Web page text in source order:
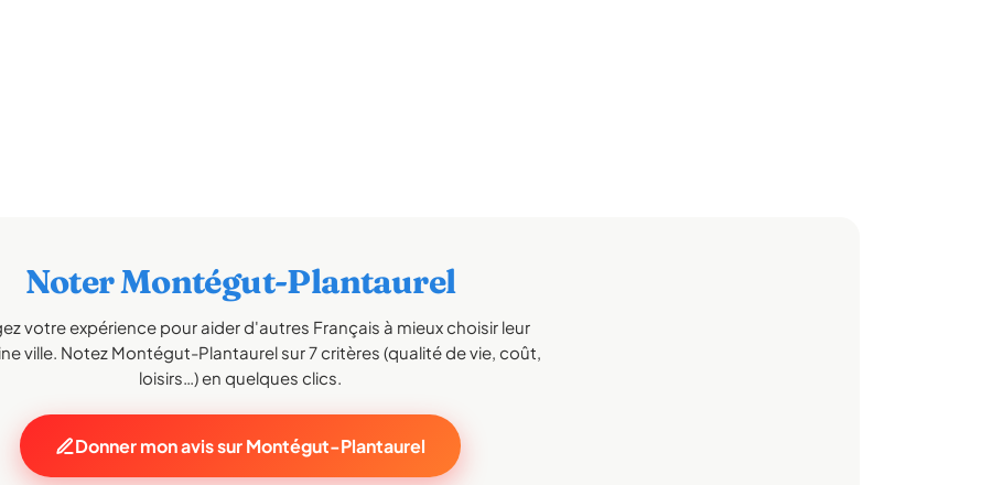
Noter Montégut-Plantaurel
votre expérience pour aider d'autres Français à mieux choisir leur
ville. Notez Montégut-Plantaurel sur 7 critères (qualité de vie, coût,
loisirs…) en quelques clics.
Donner mon avis sur Montégut-Plantaurel